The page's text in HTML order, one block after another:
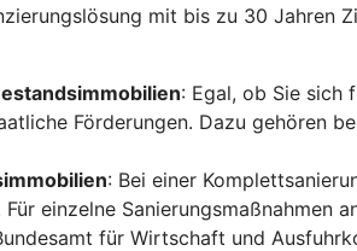
mit bis zu 30 Jahren
: Egal, ob Sie sich
Förderungen. Dazu gehören
: Bei einer
einzelne Sanierungsmaßnahmen
für Wirtschaft und